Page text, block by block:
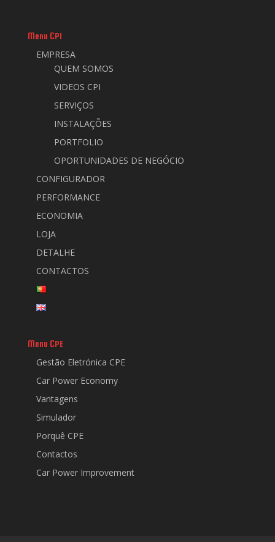
Menu CPI
EMPRESA
QUEM SOMOS
VIDEOS CPI
SERVIÇOS
INSTALAÇÕES
PORTFOLIO
OPORTUNIDADES DE NEGÓCIO
CONFIGURADOR
PERFORMANCE
ECONOMIA
LOJA
DETALHE
CONTACTOS
Menu CPE
Gestão Eletrónica CPE
Car Power Economy
Vantagens
Simulador
Porquê CPE
Contactos
Car Power Improvement